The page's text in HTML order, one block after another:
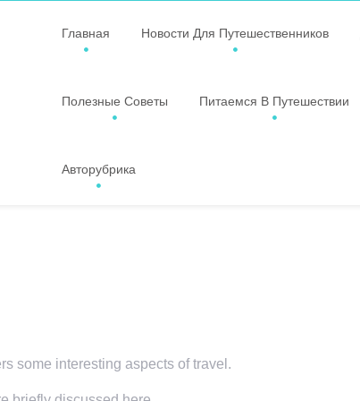
Главная Новости Для Путешественников
Полезные Советы Питаемся В Путешествии
Авторубрика
some interesting aspects of travel.